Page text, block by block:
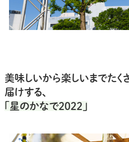
美味しいから楽しいまでたく
届けする、
「星のかなで2022」